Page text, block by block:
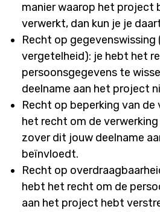
manier waarop het project
verwerkt, dan kun je je
Recht op gegevenswissing
vergetelheid): je hebt het
persoonsgegevens te
deelname aan het project
Recht op beperking van de
het recht om de
zover dit jouw deelname
beïnvloedt.
Recht op
hebt het recht om de
aan het project hebt